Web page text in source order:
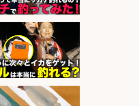
ポーツライフプラネ
sponsored by 求人ボックス
ー 電動リールの機
クセル HRパートナ
社